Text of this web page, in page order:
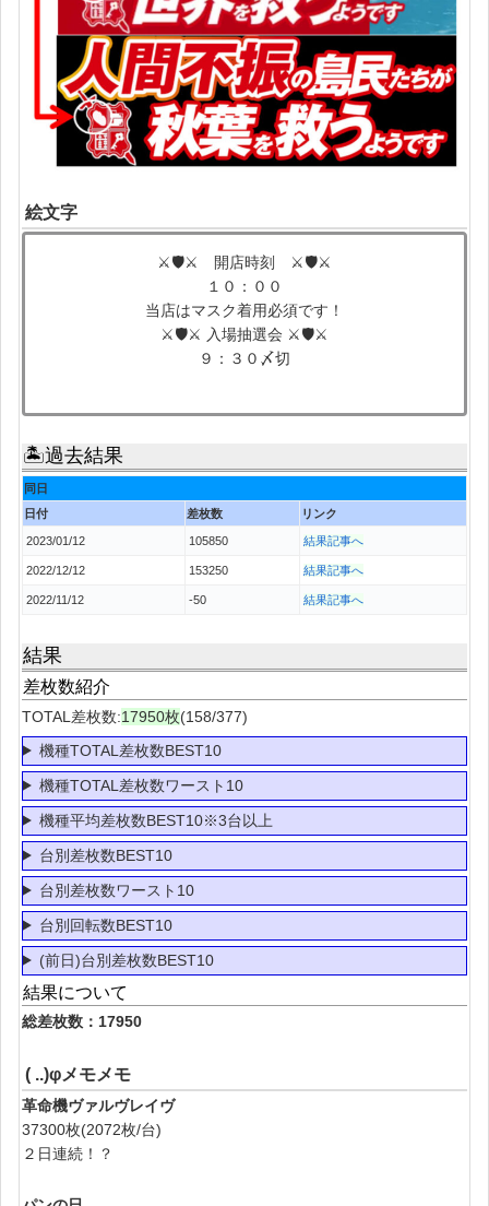
絵文字
⚔🛡⚔ 開店時刻 ⚔🛡⚔
１０：００
当店はマスク着用必須です！
⚔🛡⚔ 入場抽選会 ⚔🛡⚔
９：３０〆切
🏝過去結果
同日
日付
差枚数 リンク
2023/01/12 105850 結果記事へ
2022/12/12 153250 結果記事へ
2022/11/12 -50 結果記事へ
結果
差枚数紹介
TOTAL差枚数:17950枚(158/377)
機種TOTAL差枚数BEST10
機種TOTAL差枚数ワースト10
機種平均差枚数BEST10※3台以上
台別差枚数BEST10
台別差枚数ワースト10
台別回転数BEST10
(前日)台別差枚数BEST10
結果について
総差枚数：17950
( ..)φメモメモ
革命機ヴァルヴレイヴ
37300枚(2072枚/台)
２日連続！？